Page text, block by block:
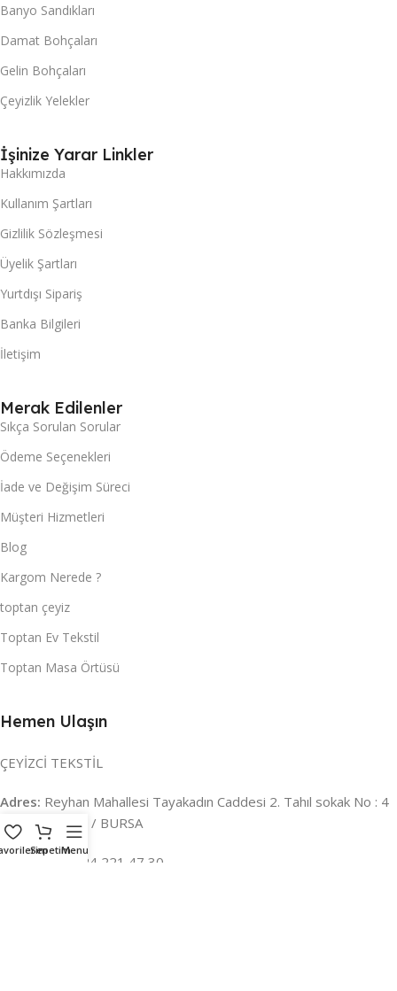
Banyo Sandıkları
Damat Bohçaları
Gelin Bohçaları
Çeyizlik Yelekler
İşinize Yarar Linkler
Hakkımızda
Kullanım Şartları
Gizlilik Sözleşmesi
Üyelik Şartları
Yurtdışı Sipariş
Banka Bilgileri
İletişim
Merak Edilenler
Sıkça Sorulan Sorular
Ödeme Seçenekleri
İade ve Değişim Süreci
Müşteri Hizmetleri
Blog
Kargom Nerede ?
toptan çeyiz
Toptan Ev Tekstil
Toptan Masa Örtüsü
Hemen Ulaşın
ÇEYİZCİ TEKSTİL
Adres: Reyhan Mahallesi Tayakadın Caddesi 2. Tahıl sokak No : 4
/ a Osmangazi / BURSA
İLETİŞİM : 0224 221 47 30
SepetimMenu